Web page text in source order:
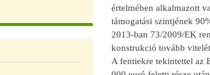
értelmében alkalmazott
támogatási szintjének
2013-ban 73/2009/EK
konstrukció tovább
A fentiekre tekintettel az